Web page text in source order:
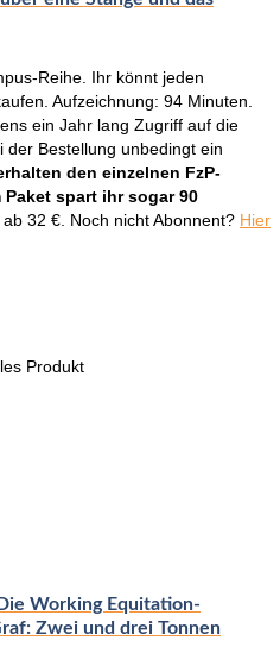
Reihe. Ihr könnt jeden
Aufzeichnung: 94 Minuten.
ein Jahr lang Zugriff auf die
der Bestellung unbedingt ein
den einzelnen FzP-
spart ihr sogar 90
32 €. Noch nicht Abonnent? Hier
Produkt
Working Equitation-
Zwei und drei Tonnen